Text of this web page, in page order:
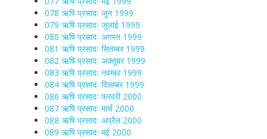
078 ऋषि प्रसादः जून 1999
079 ऋषि प्रसादः जुलाई 1999
080 ऋषि प्रसादः अगस्त 1999
081 ऋषि प्रसादः सितम्बर 1999
082 ऋषि प्रसादः अक्तूबर 1999
083 ऋषि प्रसादः नवम्बर 1999
084 ऋषि प्रसादः दिसम्बर 1999
086 ऋषि प्रसादः फरवरी 2000
087 ऋषि प्रसादः मार्च 2000
088 ऋषि प्रसादः अप्रैल 2000
089 ऋषि प्रसादः मई 2000